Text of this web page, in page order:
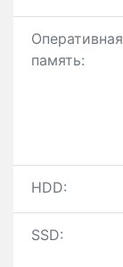
Оперативная
память:
HDD:
SSD: